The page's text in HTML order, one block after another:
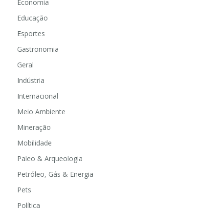
Economia
Educação
Esportes
Gastronomia
Geral
Indústria
Internacional
Meio Ambiente
Mineração
Mobilidade
Paleo & Arqueologia
Petróleo, Gás & Energia
Pets
Política